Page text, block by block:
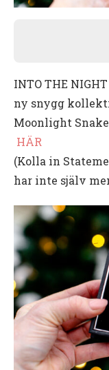
INTO THE
ny snygg
Moonlight
HÄR
(Kolla in
har inte själv